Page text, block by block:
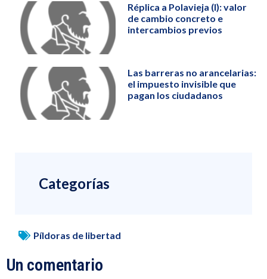
Réplica a Polavieja (I): valor
de cambio concreto e
intercambios previos
Las barreras no arancelarias:
el impuesto invisible que
pagan los ciudadanos
Categorías
Píldoras de libertad
Un comentario